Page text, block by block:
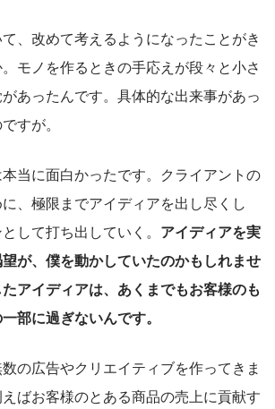
て、改めて考えるようになったことがき
モノを作るときの手応えが段々と小さ
あったんです。具体的な出来事があっ
すが。
当に面白かったです。クライアントの
、極限までアイディアを出し尽くし
して打ち出していく。 アイディアを実
が、僕を動かしていたのかもしれませ
アイディアは、あくまでもお客様のも
部に過ぎないんです。
の広告やクリエイティブを作ってきま
ばお客様のとある商品の売上に貢献す